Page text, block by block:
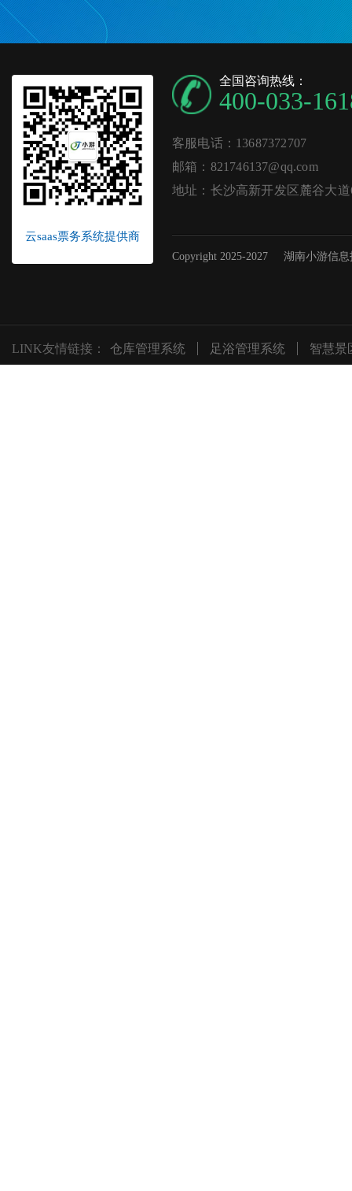
云saas票务系统提供商
全国咨询热线：
400-033-
客服电话：13687372707
邮箱：821746137@qq.com
地址：长沙高新开发区麓谷大
Copyright 2025-2027 湖南小游信
LINK友情链接： 仓库管理系统 足浴管理系统 智慧景